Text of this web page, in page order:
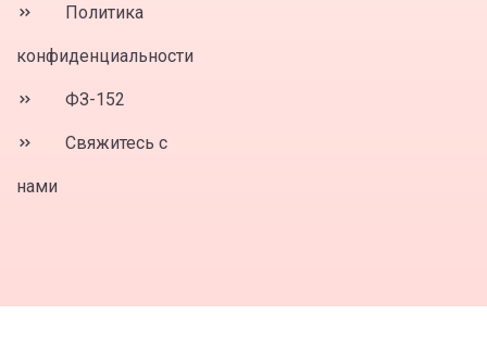
Политика
конфиденциальности
ФЗ-152
Свяжитесь с
нами